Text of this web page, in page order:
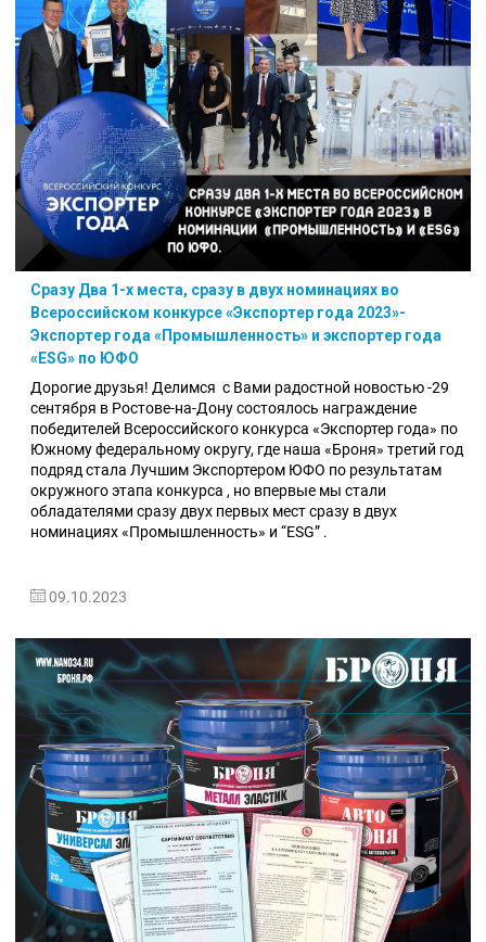
Сразу Два 1-х места, сразу в двух номинациях во
Всероссийском конкурсе «Экспортер года 2023»-
Экспортер года «Промышленность» и экспортер года
«ESG» по ЮФО
Дорогие друзья! Делимся с Вами радостной новостью -29
сентября в Ростове-на-Дону состоялось награждение
победителей Всероссийского конкурса «Экспортер года» по
Южному федеральному округу, где наша «Броня» третий год
подряд стала Лучшим Экспортером ЮФО по результатам
окружного этапа конкурса , но впервые мы стали
обладателями сразу двух первых мест сразу в двух
номинациях «Промышленность» и “ESG” .
09.10.2023